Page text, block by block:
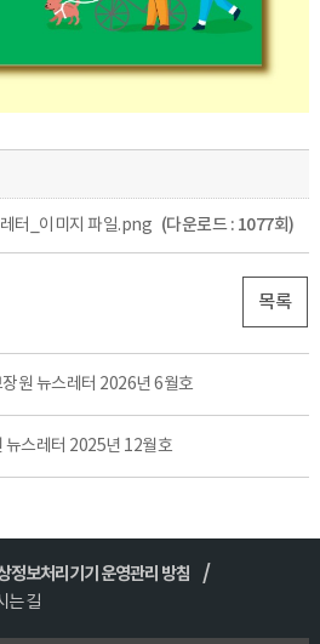
터_이미지 파일.png (다운로드 : 1077회)
목록
원 뉴스레터 2026년 6월호
뉴스레터 2025년 12월호​
정보처리기기 운영관리 방침
는 길